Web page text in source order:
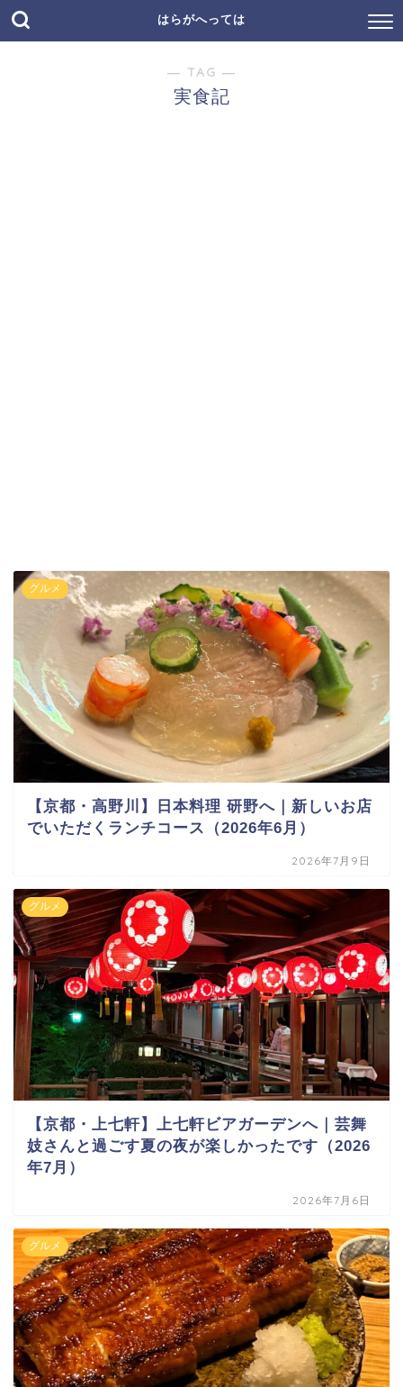
はらがへっては
― TAG ―
実食記
グルメ
【京都・高野川】日本料理 研野へ｜新しいお店
でいただくランチコース（2026年6月）
2026年7月9日
グルメ
【京都・上七軒】上七軒ビアガーデンへ｜芸舞
妓さんと過ごす夏の夜が楽しかったです（2026
年7月）
2026年7月6日
グルメ